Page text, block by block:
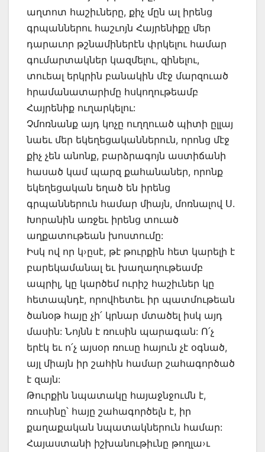
աղտոտ հաշիւները, քիչ մըն ալ իրենց
գրպաններու հաշւոյն Հայրենիքը մեր
դարաւոր թշնամիներէն փրկելու համար
գումարտակներ կազմելու, զինելու,
տուեալ երկրին բանակին մէջ մարզուած
հրամանատարիմը հսկողութեամբ
Հայրենիք ուղարկելու:
Չմոռնանք այդ կոչը ուղղուած պիտի ըլլայ
նաեւ մեր եկեղեցականներուն, որոնց մէջ
քիչ չեն անոնք, բարձրագոյն աստիճանի
հասած կամ պարզ քահանաներ, որոնք
եկեղեցական եղած են իրենց
գրպաններուն համար միայն, մոռնալով Ս.
Խորանին առջեւ իրենց տուած
աղքատութեան խոստումը:
Իսկ ով որ կ›ըսէ, թէ թուրքին հետ կարելի է
բարեկամանալ եւ խաղաղութեամբ
ապրիլ, կը կարծեմ ուրիշ հաշիւներ կը
հետապնդէ, որովհետեւ իր պատմութեան
ծանօթ հայը չի՛ կրնար մտածել իսկ այդ
մասին: Նոյնն է ռուսին պարագան: Ո՛չ
երէկ եւ ո՛չ այսօր ռուսը հայուն չէ օգնած,
այլ միայն իր շահին համար շահագործած
է զայն:
Թուրքին նպատակը հայաջնջումն է,
ռուսինը՝ հայը շահագործելն է, իր
քաղաքական նպատակներուն համար:
Հայաստանի իշխանութիւնը թողլա›ւ